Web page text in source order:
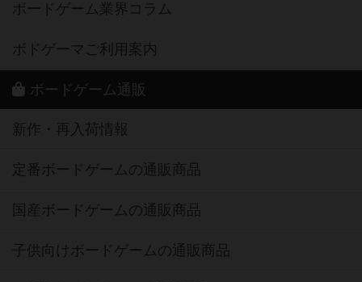
ボードゲーム業界コラム
ボドゲーマご利用案内
ボードゲーム通販
新作・再入荷情報
定番ボードゲームの通販商品
国産ボードゲームの通販商品
子供向けボードゲームの通販商品